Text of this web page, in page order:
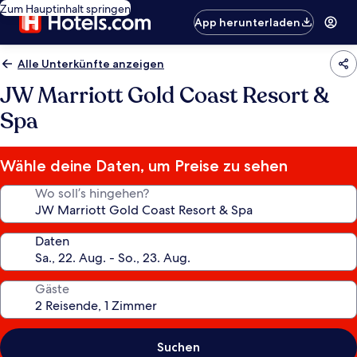
Zum Hauptinhalt springen
App herunterladen
Alle Unterkünfte anzeigen
JW Marriott Gold Coast Resort &
Spa
Wähle deine Daten, um Preise zu sehen
Wo soll’s hingehen?
Daten
Gäste
Suchen